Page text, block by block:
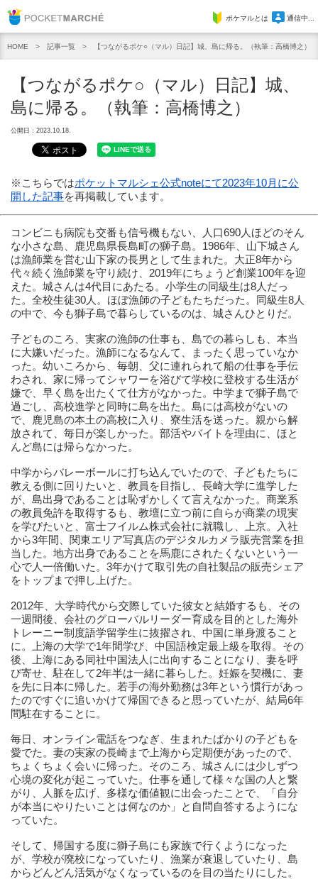
Pocket Marcheポケマルとは 通信中...
HOME 記事一覧 【つながるポケ○（マル）日記】城、島に帰る。（執筆：高橋博之）
【つながるポケ○（マル）日記】城、
島に帰る。（執筆：高橋博之）
公開日：2023.10.18.
※こちらではポケットマルシェ公式noteにて2023年10月に公
開した記事を再掲載しています。
コンビニも病院も交番も信号機もない、人口690人ほどのそん
な小さな島、鹿児島県長島町の獅子島。1986年、山下城さん
は漁師業を営む山下家の長男として生まれた。大正8年から
代々続く漁師業を守り続け、2019年にちょうど創業100年を迎
えた。城さんは4代目にあたる。小学生の同級生は8人だっ
た。全校生徒30人。ほぼ漁師の子どもたちだった。同級生8人
の中で、今も獅子島で暮らしているのは、城さんひとりだ。
子どものころ、実家の漁師の仕事も、島での暮らしも、本当
に大嫌いだった。漁師になるなんて、まったく思っていなか
った。幼いころから、毎朝、父に連れられて船の仕事を手伝
わされ、家に帰ってシャワーを浴びて学校に登校する生活が
嫌で、早く島を出たくて仕方がなかった。中学まで獅子島で
過ごし、高校進学と同時に島を出た。島には高校がないの
で、鹿児島の本土の高校に入り、寮生活を送った。親から解
放されて、毎日が楽しかった。部活やバイトを理由に、ほと
んど島には帰らなかった。
中学からバレーボールに打ち込んでいたので、子どもたちに
教える側に回りたいと、教員を目指し、長崎大学に進学した
が、島出身であることは恥ずかしくて言えなかった。商業系
の教員免許を取得するも、教壇に立つ前に自らが商業の現実
を学びたいと、富士フイルム株式会社に就職し、上京。入社
から3年間、関東エリア写真店のデジタルカメラ販売営業を担
当した。地方出身であることを馬鹿にされたくないという一
心で人一倍働いた。3年かけて取引先の自社製品の販売シェア
をトップまで押し上げた。
2012年、大学時代から交際していた彼女と結婚するも、その
一週間後、会社のグローバルリーダー育成を目的とした海外
トレーニー制度語学留学生に抜擢され、中国に単身渡ること
に。上海の大学で1年間学び、中国語検定最上級を取得。その
後、上海にある同社中国法人に出向することになり、妻を呼
び寄せ、駐在して2年半は一緒に暮らした。妊娠を契機に、妻
を先に日本に帰した。若手の海外勤務は3年という慣行があっ
たのですぐに追いかけて帰国できると思っていたが、結局6年
間駐在することに。
毎日、オンライン電話をつなぎ、生まれたばかりの子どもを
愛でた。妻の実家の長崎まで上海から定期便があったので、
ちょくちょく会いに帰った。そのころ、城さんには少しずつ
心境の変化が起こっていた。仕事を通して様々な国の人と繋
がり、人脈を広げ、多様な価値観に出会ったことで、「自分
が本当にやりたいことは何なのか」と自問自答するようにな
っていた。
そして、帰国する度に獅子島にも家族で行くようになった
が、学校が廃校になっていたり、漁業が衰退していたり、島
からどんどん活気がなくなっているのを目の当たりにした。